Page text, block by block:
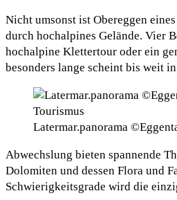
Nicht umsonst ist Obereggen
durch hochalpines Gelände. Vier
hochalpine Klettertour oder ein
besonders lange scheint bis weit
Latermar.panorama
Abwechslung bieten spannende
Dolomiten und dessen Flora und
Schwierigkeitsgrade wird die